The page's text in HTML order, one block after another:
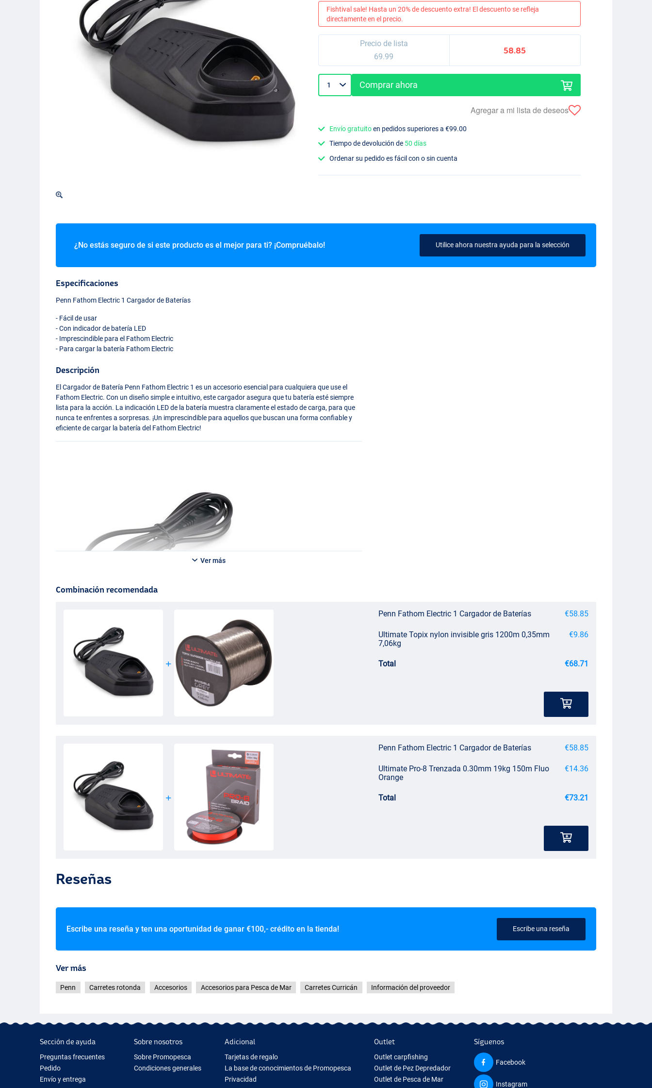
Fishtival sale! Hasta un 20% de descuento extra! El descuento se refleja
directamente en el precio.
Precio de lista
69.99
58.85
Comprar ahora
Agregar a mi lista de deseos
Envío gratuitoen pedidos superiores a €99.00
Tiempo de devolución de 50 días
Ordenar su pedido es fácil con o sin cuenta
¿No estás seguro de si este producto es el mejor para ti? ¡Compruébalo! Utilice ahora nuestra ayuda para la selección
Especificaciones
Penn Fathom Electric 1 Cargador de Baterías
- Fácil de usar
- Con indicador de batería LED
- Imprescindible para el Fathom Electric
- Para cargar la batería Fathom Electric
Descripción
El Cargador de Batería Penn Fathom Electric 1 es un accesorio esencial para cualquiera que use el
Fathom Electric. Con un diseño simple e intuitivo, este cargador asegura que tu batería esté siempre
lista para la acción. La indicación LEDde la batería muestra claramente el estado de carga, para que
nunca te enfrentes a sorpresas. ¡Un imprescindible para aquellos que buscan una forma confiable y
eficiente de cargar la batería del Fathom Electric!
Ver más
Combinación recomendada
Penn Fathom Electric 1 Cargador de Baterías €58.85
Ultimate Topix nylon invisible gris 1200m 0,35mm
7,06kg
€9.86
Total €68.71
Penn Fathom Electric 1 Cargador de Baterías €58.85
Ultimate Pro-8 Trenzada 0.30mm 19kg 150m Fluo
Orange
€14.36
Total €73.21
Reseñas
Escribe una reseña y ten una oportunidad de ganar €100,- crédito en la tienda! Escribe una reseña
Ver más
Penn Carretes rotonda Accesorios Accesorios para Pesca de Mar Carretes Curricán Información del proveedor
Sección de ayuda
Preguntas frecuentes
Pedido
Envío y entrega
Sobre nosotros
Sobre Promopesca
Condiciones generales
Adicional
Tarjetas de regalo
La base de conocimientos de Promopesca
Privacidad
Outlet
Outlet carpfishing
Outlet de Pez Depredador
Outlet de Pesca de Mar
Síguenos
Facebook
Instagram